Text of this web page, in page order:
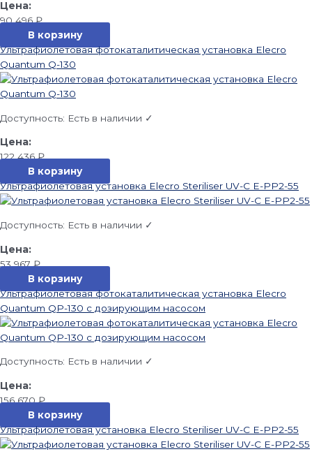
90 496₽
В корзину
Ультрафиолетовая фотокаталитическая установка Elecro
Quantum Q-130
Доступность: Есть в наличии ✓
122 436₽
В корзину
Ультрафиолетовая установка Elecro Steriliser UV-C E-PP2-55
Доступность: Есть в наличии ✓
53 967₽
В корзину
Ультрафиолетовая фотокаталитическая установка Elecro
Quantum QP-130 с дозирующим насосом
Доступность: Есть в наличии ✓
156 670₽
В корзину
Ультрафиолетовая установка Elecro Steriliser UV-C E-PP2-55